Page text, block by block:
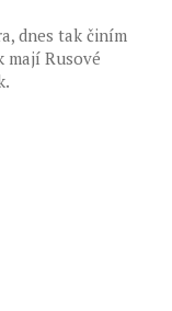
dnes tak činím
mají Rusové